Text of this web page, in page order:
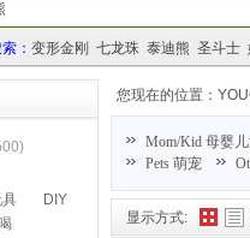
： 变形金刚 七龙珠 泰迪熊 圣斗士
显示方式:
您现在的位置：
Mom/Kid 母婴
Pets 萌宠
具
DIY